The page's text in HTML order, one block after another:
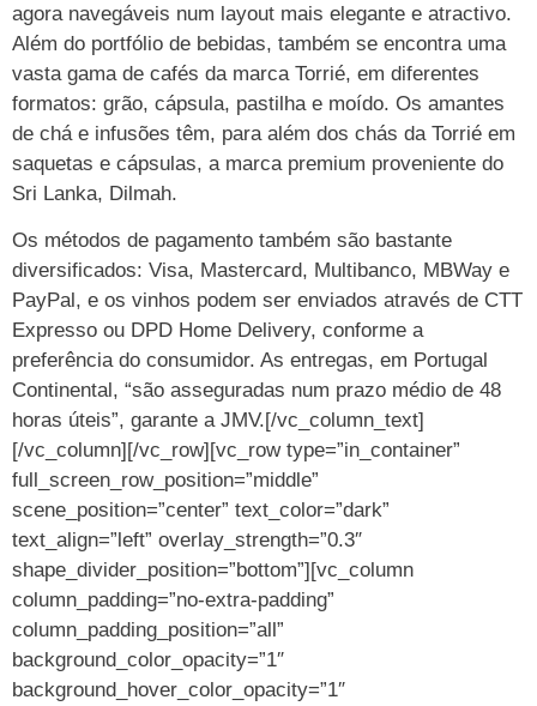
agora navegáveis num layout mais elegante e atractivo.
Além do portfólio de bebidas, também se encontra uma
vasta gama de cafés da marca Torrié, em diferentes
formatos: grão, cápsula, pastilha e moído. Os amantes
de chá e infusões têm, para além dos chás da Torrié em
saquetas e cápsulas, a marca premium proveniente do
Sri Lanka, Dilmah.
Os métodos de pagamento também são bastante
diversificados: Visa, Mastercard, Multibanco, MBWay e
PayPal, e os vinhos podem ser enviados através de CTT
Expresso ou DPD Home Delivery, conforme a
preferência do consumidor. As entregas, em Portugal
Continental, “são asseguradas num prazo médio de 48
horas úteis”, garante a JMV.[/vc_column_text]
[/vc_column][/vc_row][vc_row type=”in_container”
full_screen_row_position=”middle”
scene_position=”center” text_color=”dark”
text_align=”left” overlay_strength=”0.3″
shape_divider_position=”bottom”][vc_column
column_padding=”no-extra-padding”
column_padding_position=”all”
background_color_opacity=”1″
background_hover_color_opacity=”1″